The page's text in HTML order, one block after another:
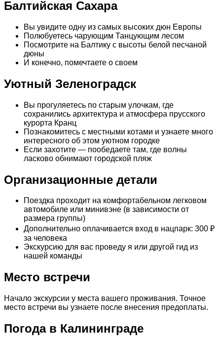
Балтийская Сахара
Вы увидите одну из самых высоких дюн Европы
Полюбуетесь чарующим Танцующим лесом
Посмотрите на Балтику с высоты белой песчаной
дюны
И конечно, помечтаете о своем
Уютный Зеленоградск
Вы прогуляетесь по старым улочкам, где
сохранились архитектура и атмосфера прусского
курорта Кранц
Познакомитесь с местными котами и узнаете много
интересного об этом уютном городке
Если захотите — пообедаете там, где волны
ласково обнимают городской пляж
Организационные детали
Поездка проходит на комфортабельном легковом
автомобиле или минивэне (в зависимости от
размера группы)
Дополнительно оплачивается вход в нацпарк: 300 ₽
за человека
Экскурсию для вас проведу я или другой гид из
нашей команды
Место встречи
Начало экскурсии у места вашего проживания. Точное
место встречи вы узнаете после внесения предоплаты.
Погода в Калининграде